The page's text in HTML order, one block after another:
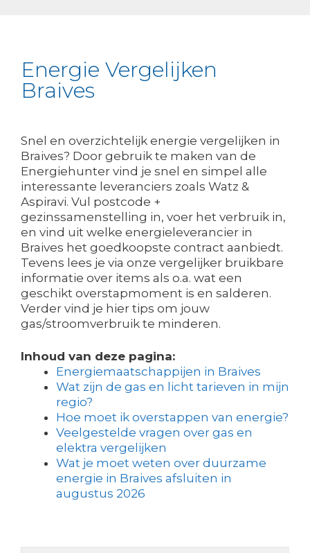
Energie Vergelijken
Braives
Snel en overzichtelijk energie vergelijken in
Braives? Door gebruik te maken van de
Energiehunter vind je snel en simpel alle
interessante leveranciers zoals Watz &
Aspiravi. Vul postcode +
gezinssamenstelling in, voer het verbruik in,
en vind uit welke energieleverancier in
Braives het goedkoopste contract aanbiedt.
Tevens lees je via onze vergelijker bruikbare
informatie over items als o.a. wat een
geschikt overstapmoment is en salderen.
Verder vind je hier tips om jouw
gas/stroomverbruik te minderen.
Inhoud van deze pagina:
Energiemaatschappijen in Braives
Wat zijn de gas en licht tarieven in mijn
regio?
Hoe moet ik overstappen van energie?
Veelgestelde vragen over gas en
elektra vergelijken
Wat je moet weten over duurzame
energie in Braives afsluiten in
augustus 2026